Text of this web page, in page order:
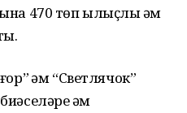
470 төп ылыҫлы һәм
һәм “Светлячок”
һәм